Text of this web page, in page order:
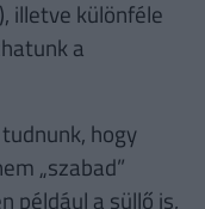
illetve különféle
a
hogy
„szabad”
például a süllő is,